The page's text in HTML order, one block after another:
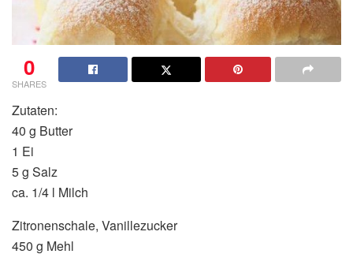
0
SHARES
Zutaten:
40 g Butter
1 Ei
5 g Salz
ca. 1/4 l Milch
Zitronenschale, Vanillezucker
450 g Mehl